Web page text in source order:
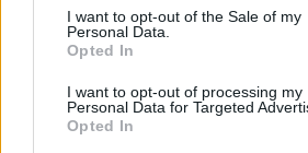
I want to opt-out of the Sale of my
Personal Data.
Opted In
I want to opt-out of processing my
Personal Data for Targeted
Opted In
Reakce na příspěvek
předloženy k soudům od těch kteří
kontrolní otázka - co se ti líbí na